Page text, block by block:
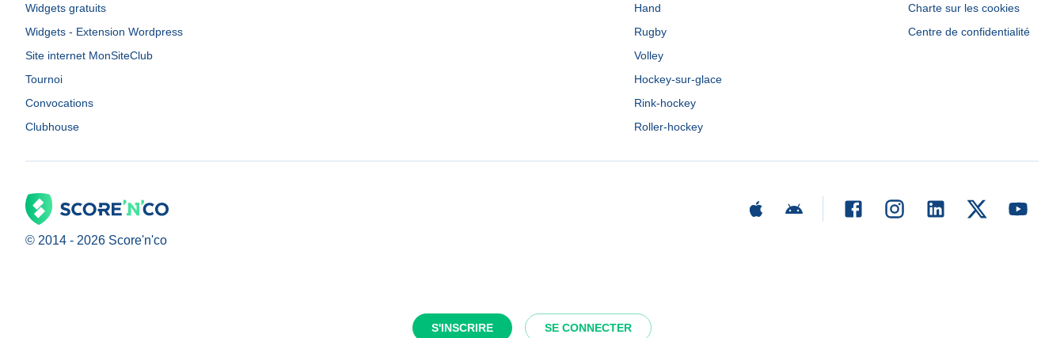
S'INSCRIRE SE CONNECTER
Widgets gratuits
Widgets - Extension Wordpress
Site internet MonSiteClub
Tournoi
Convocations
Clubhouse
Hand
Rugby
Volley
Hockey-sur-glace
Rink-hockey
Roller-hockey
Charte sur les cookies
Centre de confidentialité
© 2014 - 2026 Score'n'co